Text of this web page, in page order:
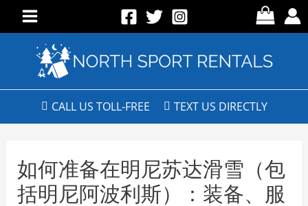
CALL US TOLL-FREE TEXT US DIRECTLY
如何准备在明尼苏达滑雪（包
括明尼阿波利斯）：装备、服